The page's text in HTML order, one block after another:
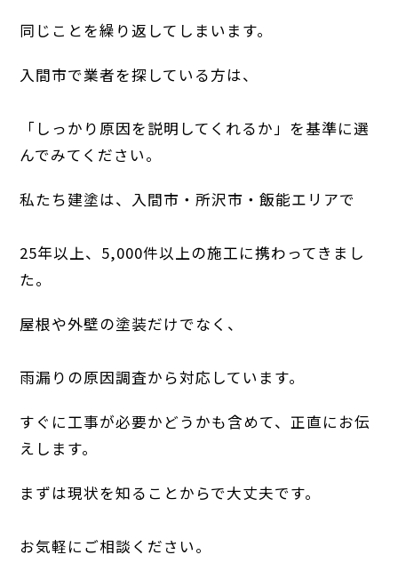
同じことを繰り返してしまいます。
入間市で業者を探している方は、
「しっかり原因を説明してくれるか」を基準に選
んでみてください。
私たち建塗は、入間市・所沢市・飯能エリアで
25年以上、5,000件以上の施工に携わってきまし
た。
屋根や外壁の塗装だけでなく、
雨漏りの原因調査から対応しています。
すぐに工事が必要かどうかも含めて、正直にお伝
えします。
まずは現状を知ることからで大丈夫です。
お気軽にご相談ください。